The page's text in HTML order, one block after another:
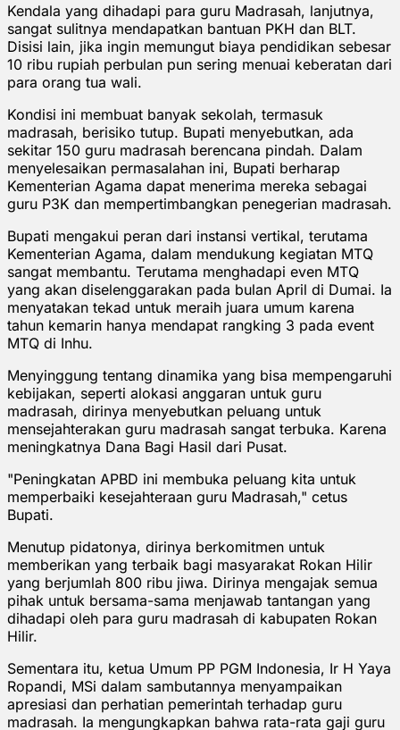
Kendala yang dihadapi para guru Madrasah, lanjutnya,
sangat sulitnya mendapatkan bantuan PKH dan BLT.
Disisi lain, jika ingin memungut biaya pendidikan sebesar
10 ribu rupiah perbulan pun sering menuai keberatan dari
para orang tua wali.
Kondisi ini membuat banyak sekolah, termasuk
madrasah, berisiko tutup. Bupati menyebutkan, ada
sekitar 150 guru madrasah berencana pindah. Dalam
menyelesaikan permasalahan ini, Bupati berharap
Kementerian Agama dapat menerima mereka sebagai
guru P3K dan mempertimbangkan penegerian madrasah.
Bupati mengakui peran dari instansi vertikal, terutama
Kementerian Agama, dalam mendukung kegiatan MTQ
sangat membantu. Terutama menghadapi even MTQ
yang akan diselenggarakan pada bulan April di Dumai. Ia
menyatakan tekad untuk meraih juara umum karena
tahun kemarin hanya mendapat rangking 3 pada event
MTQ di Inhu.
Menyinggung tentang dinamika yang bisa mempengaruhi
kebijakan, seperti alokasi anggaran untuk guru
madrasah, dirinya menyebutkan peluang untuk
mensejahterakan guru madrasah sangat terbuka. Karena
meningkatnya Dana Bagi Hasil dari Pusat.
"Peningkatan APBD ini membuka peluang kita untuk
memperbaiki kesejahteraan guru Madrasah," cetus
Bupati.
Menutup pidatonya, dirinya berkomitmen untuk
memberikan yang terbaik bagi masyarakat Rokan Hilir
yang berjumlah 800 ribu jiwa. Dirinya mengajak semua
pihak untuk bersama-sama menjawab tantangan yang
dihadapi oleh para guru madrasah di kabupaten Rokan
Hilir.
Sementara itu, ketua Umum PP PGM Indonesia, Ir H Yaya
Ropandi, MSi dalam sambutannya menyampaikan
apresiasi dan perhatian pemerintah terhadap guru
madrasah. Ia mengungkapkan bahwa rata-rata gaji guru